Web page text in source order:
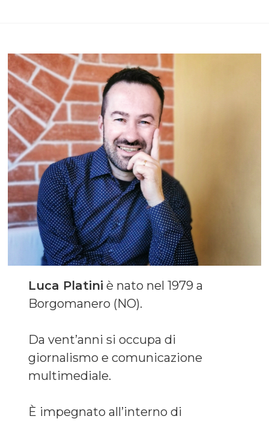
Luca Platini è nato nel 1979 a
Borgomanero (NO).
Da vent’anni si occupa di
giornalismo e comunicazione
multimediale.
È impegnato all’interno di